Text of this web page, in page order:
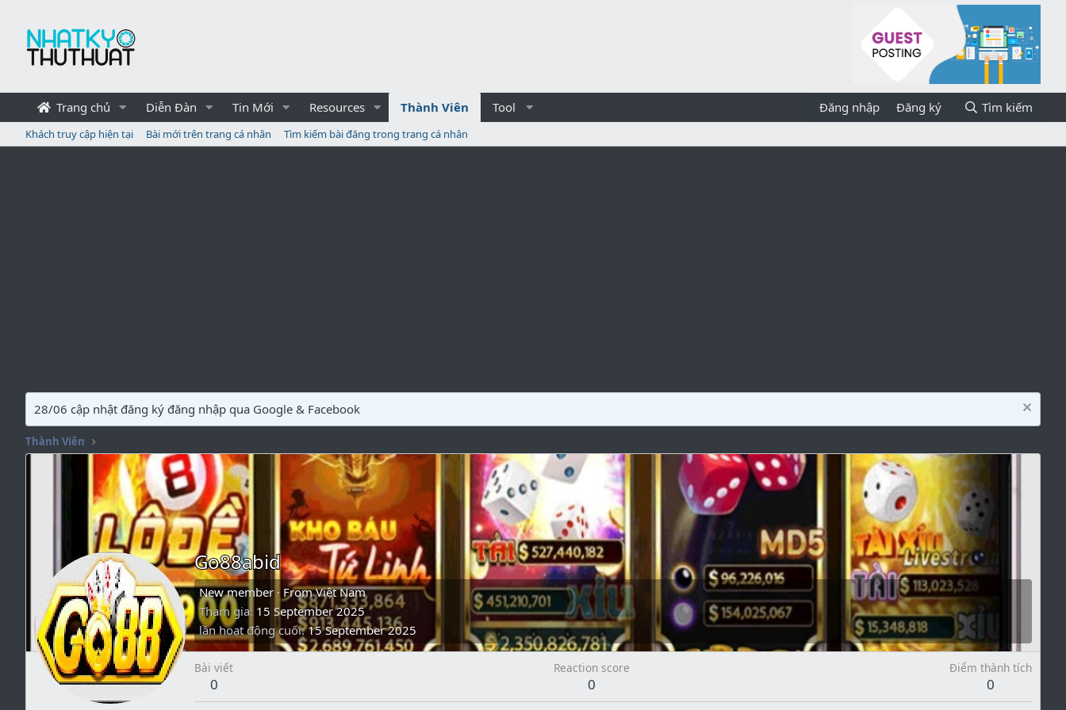
Trang chủ Diễn Đàn Tin Mới Resources Thành Viên Tool Đăng nhập Đăng ký Tìm kiếm
Khách truy cập hiện tại Bài mới trên trang cá nhân Tìm kiếm bài đăng trong trang cá nhân
28/06 cập nhật đăng ký đăng nhập qua Google & Facebook
Thành Viên
Go88abid
New member · FromViệt Nam
Tham gia 15 September 2025
lần hoạt động cuối 15 September 2025
Bài viết
0
Reaction score
0
Điểm thành tích
0